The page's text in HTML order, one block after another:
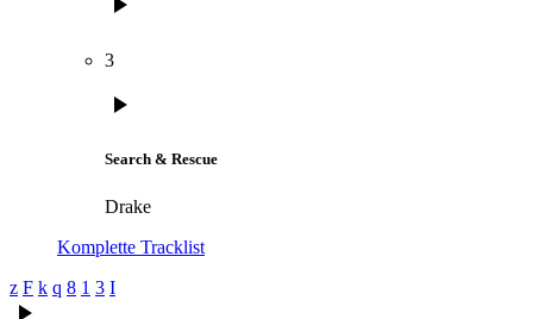
3
play_arrow
Search & Rescue
Drake
Komplette Tracklist
play_arrow